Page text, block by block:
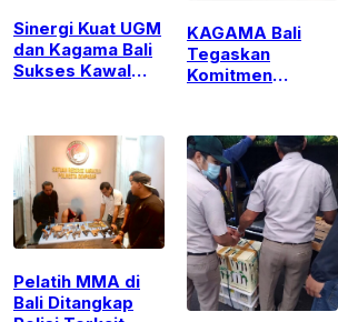
Sinergi Kuat UGM
dan Kagama Bali
Sukses Kawal
PPM
KAGAMA Bali
Tegaskan
Komitmen
Strategis
Mahasiswa KKN
UGM
Pelatih MMA di
Bali Ditangkap